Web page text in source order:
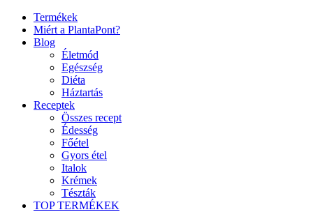
Termékek
Miért a PlantaPont?
Blog
Életmód
Egészség
Diéta
Háztartás
Receptek
Összes recept
Édesség
Főétel
Gyors étel
Italok
Krémek
Tészták
TOP TERMÉKEK